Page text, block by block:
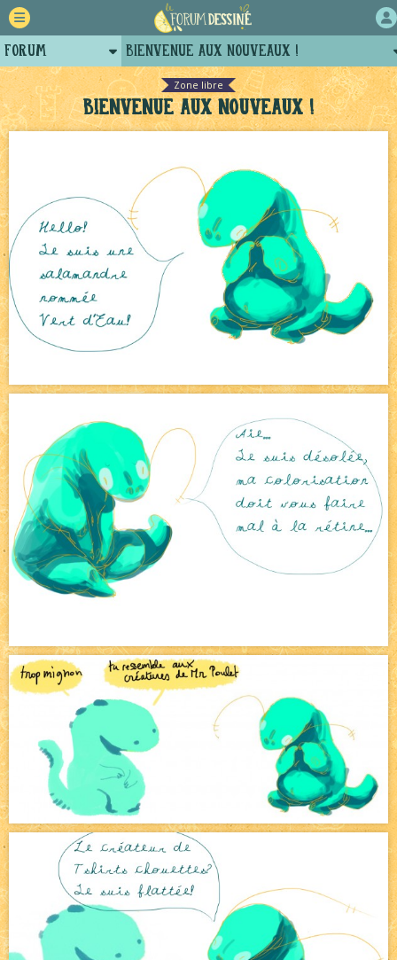
Zone libre
Bienvenue aux nouveaux !
Forum
Retour
Auteurs
Projets
Tutoriels
Bienvenue aux nouveaux !
Le Jeu du Trône New Romance — 19h
NEW
Le Jeu du Trône New Romance - généalogie NEW
Canapé rose NEW
Échecs NEW
Le Château Noir - Coulisses NEW
Pique-nique d'été NEW
Bazar
Bavardages NEW
Bienvenue aux nouvell.eaux ! NEW
Beyond the cliff (suite) NEW
On retape les miniatures de l'accueil NEW
NEW
Le Jeu du Trône - Généalogie